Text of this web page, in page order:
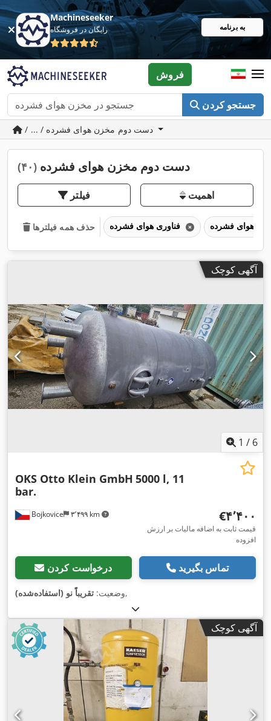
Machineseeker
رایگان در فروشگاه به برنامه
جستجو کردن
فروش
دست دوم مخزن هوای فشرده (۴۰)
فیلتر اهمیت
حذف همه فیلترها
آگهی کوچک
1 / 6
Bojkovice ۳٬۴۹۹ km
OKS Otto Klein GmbH 5000 l, 11
bar.
‎€۴٬۴۰۰
قیمت ثابت به اضافه مالیات بر ارزش
افزوده
درخواست کردن تماس بگیرید
وضعیت: تقریباً نو (استفاده‌شده) ,
آگهی کوچک